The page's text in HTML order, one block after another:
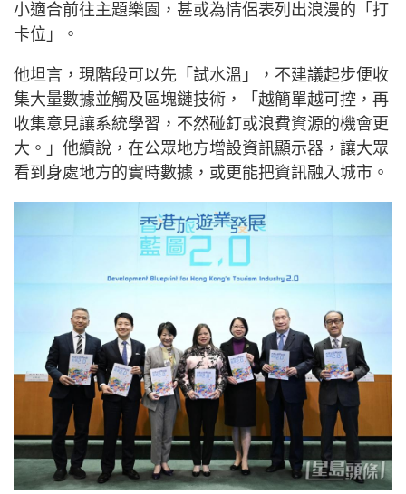
小適合前往主題樂園，甚或為情侶表列出浪漫的「打
卡位」。
他坦言，現階段可以先「試水溫」，不建議起步便收
集大量數據並觸及區塊鏈技術，「越簡單越可控，再
收集意見讓系統學習，不然碰釘或浪費資源的機會更
大。」他續說，在公眾地方增設資訊顯示器，讓大眾
看到身處地方的實時數據，或更能把資訊融入城市。